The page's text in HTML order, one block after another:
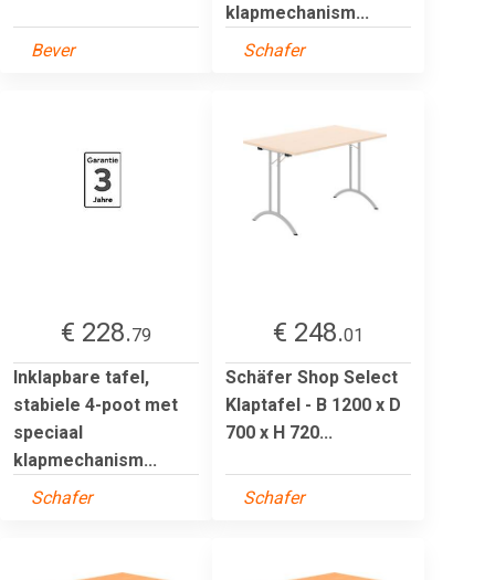
Bever
klapmechanism...
Schafer
€ 228.79
Inklapbare tafel,
stabiele 4-poot met
speciaal
klapmechanism...
Schafer
€ 248.01
Schäfer Shop Select
Klaptafel - B 1200 x D
700 x H 720...
Schafer